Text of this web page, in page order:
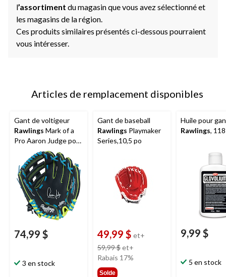
l’assortiment du magasin que vous avez sélectionné et
les magasins de la région.
Ces produits similaires présentés ci-dessous pourraient
vous intéresser.
Articles de remplacement disponibles
Gant de voltigeur
Rawlings Mark of a
Pro Aaron Judge pour
droitier, 11 po, bleu
74,99 $
3 en stock
Gant de baseball
Rawlings Playmaker
Series,10,5 po
49,99 $ et+
59,99 $et+
Rabais 17%
Solde
Huile pour
Rawlings,
9,99 $
5 en stock